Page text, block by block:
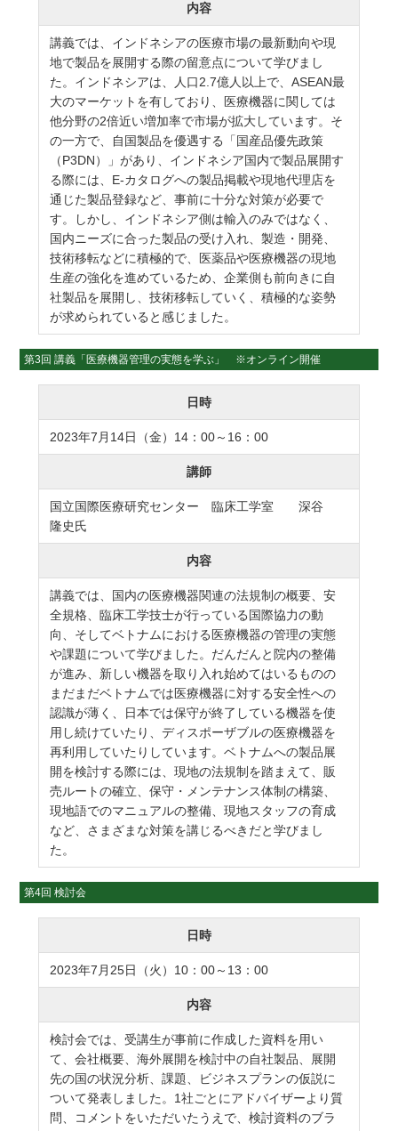
内容
講義では、インドネシアの医療市場の最新動向や現
地で製品を展開する際の留意点について学びまし
た。インドネシアは、人口2.7億人以上で、ASEAN最
大のマーケットを有しており、医療機器に関しては
他分野の2倍近い増加率で市場が拡大しています。そ
の一方で、自国製品を優遇する「国産品優先政策
（P3DN）」があり、インドネシア国内で製品展開す
る際には、E-カタログへの製品掲載や現地代理店を
通じた製品登録など、事前に十分な対策が必要で
す。しかし、インドネシア側は輸入のみではなく、
国内ニーズに合った製品の受け入れ、製造・開発、
技術移転などに積極的で、医薬品や医療機器の現地
生産の強化を進めているため、企業側も前向きに自
社製品を展開し、技術移転していく、積極的な姿勢
が求められていると感じました。
第3回 講義「医療機器管理の実態を学ぶ」 ※オンライン開催
日時
2023年7月14日（金）14：00～16：00
講師
国立国際医療研究センター 臨床工学室 深谷
隆史氏
内容
講義では、国内の医療機器関連の法規制の概要、安
全規格、臨床工学技士が行っている国際協力の動
向、そしてベトナムにおける医療機器の管理の実態
や課題について学びました。だんだんと院内の整備
が進み、新しい機器を取り入れ始めてはいるものの
まだまだベトナムでは医療機器に対する安全性への
認識が薄く、日本では保守が終了している機器を使
用し続けていたり、ディスポーザブルの医療機器を
再利用していたりしています。ベトナムへの製品展
開を検討する際には、現地の法規制を踏まえて、販
売ルートの確立、保守・メンテナンス体制の構築、
現地語でのマニュアルの整備、現地スタッフの育成
など、さまざまな対策を講じるべきだと学びまし
た。
第4回 検討会
日時
2023年7月25日（火）10：00～13：00
内容
検討会では、受講生が事前に作成した資料を用い
て、会社概要、海外展開を検討中の自社製品、展開
先の国の状況分析、課題、ビジネスプランの仮説に
ついて発表しました。1社ごとにアドバイザーより質
問、コメントをいただいたうえで、検討資料のブラ